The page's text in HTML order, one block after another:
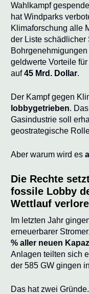
Wahlkampf
hat Windparks
Klimaforschung alle
der Liste schädlicher
geldwerte Vorteile
auf45 Mrd. Dollar.
Der Kampf gegen
lobbygetrieben.
Gasindustrie soll
geostrategische
Aber warum wird es
Die Rechte
fossile Lobby
Wettlauf
Im letzten Jahr
erneuerbarer
% aller neuen
Anlagen teilten sich
der 585 GW gingen
Das hat zwei